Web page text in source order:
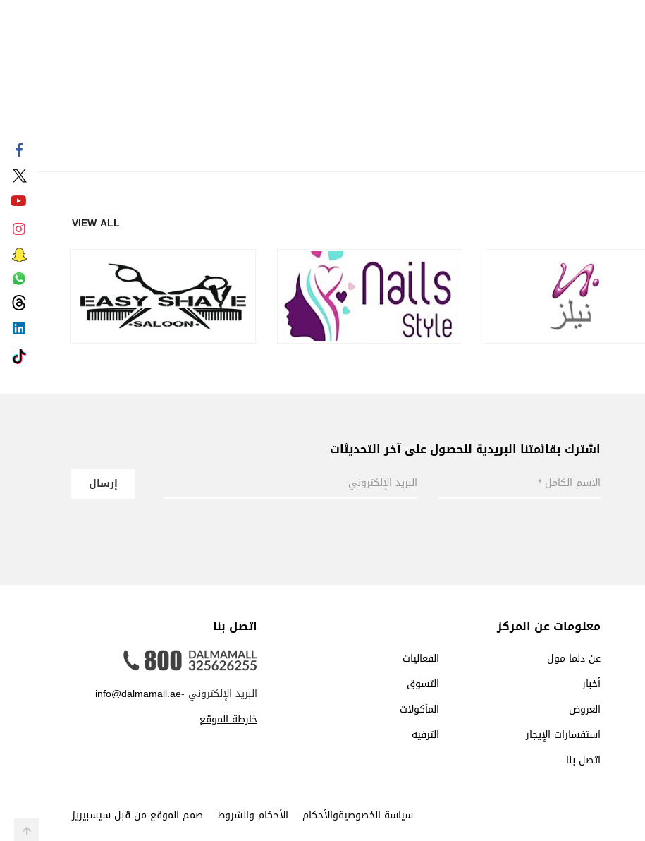
VIEW ALL
اشترك بقائمتنا البريدية للحصول على آخر التحديثات
إرسال
معلومات عن المركز
عن دلما مول
الفعاليات
أخبار
التسوق
العروض
المأكولات
استفسارات الإيجار
الترفيه
اتصل بنا
اتصل بنا
البريد الإلكتروني -info@dalmamall.ae
خارطة الموقع
سياسة الخصوصيةوالأحكام الأحكام والشروط صمم الموقع من قبل سيسبيريز